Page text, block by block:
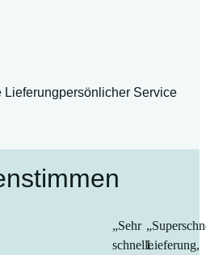
Lieferungpersönlicher Service
„Sehr
schnelleLieferung,